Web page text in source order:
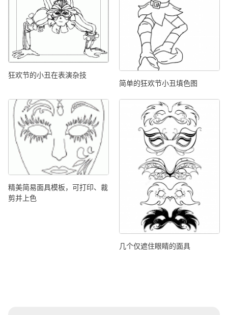
狂欢节的小丑在表演杂技
简单的狂欢节小丑填色图
精美简易面具模板，可打印、裁
剪并上色
几个仅遮住眼睛的面具